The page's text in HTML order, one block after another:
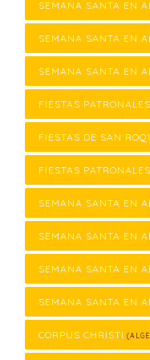
SEMANA SANTA EN
SEMANA SANTA EN
SEMANA SANTA EN
FIESTAS
FIESTAS DE SAN
FIESTAS
SEMANA SANTA EN
SEMANA SANTA EN
SEMANA SANTA EN
SEMANA SANTA EN
CORPUS CHRISTI